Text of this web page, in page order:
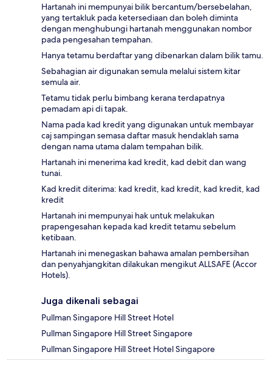
Hartanah ini mempunyai bilik bercantum/bersebelahan,
yang tertakluk pada ketersediaan dan boleh diminta
dengan menghubungi hartanah menggunakan nombor
pada pengesahan tempahan.
Hanya tetamu berdaftar yang dibenarkan dalam bilik tamu.
Sebahagian air digunakan semula melalui sistem kitar
semula air.
Tetamu tidak perlu bimbang kerana terdapatnya
pemadam api di tapak.
Nama pada kad kredit yang digunakan untuk membayar
caj sampingan semasa daftar masuk hendaklah sama
dengan nama utama dalam tempahan bilik.
Hartanah ini menerima kad kredit, kad debit dan wang
tunai.
Kad kredit diterima: kad kredit, kad kredit, kad kredit, kad
kredit
Hartanah ini mempunyai hak untuk melakukan
prapengesahan kepada kad kredit tetamu sebelum
ketibaan.
Hartanah ini menegaskan bahawa amalan pembersihan
dan penyahjangkitan dilakukan mengikut ALLSAFE (Accor
Hotels).
Juga dikenali sebagai
Pullman Singapore Hill Street Hotel
Pullman Singapore Hill Street Singapore
Pullman Singapore Hill Street Hotel Singapore